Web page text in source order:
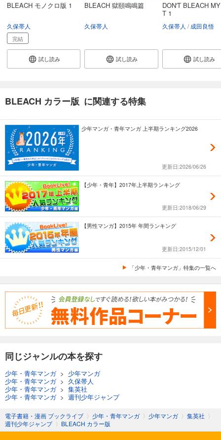
BLEACH カラー版 52
カート
試し読み
あらすじを表示する
完結
試し読み
あらすじを表示する
BLEACH カラー版 54
695円 (税込)
完結
カート
あらすじを表示する
BLEACH カラー版 55
695円 (税込)
完結
BLEACH カラー版 56
695円 (税込)
完結
BLEACH カラー版 57
695円 (税込)
完結
BLEACH カラー版 58
BLEACH モノクロ版 1
久保帯人
完結
試し読み
BLEACH 獄頤鳴鳴篇
久保帯人
試し読み
DON'T BLEACH
T 1
久保帯人 成田良悟
試し読み
BLEACH カラー版 に関連する特集
少年マンガ・青年マンガ 上半期ランキング2026
更新日:2026/06/26
【少年・青年】2017年上半期ランキング
更新日:2018/06/29
【男性マンガ】2015年 年間ランキング
更新日:2015/12/01
「少年・青年マンガ」特集の一覧へ
同じジャンルの本を探す
少年・青年マンガ> 少年マンガ
少年・青年マンガ> 久保帯人
少年・青年マンガ> 集英社
少年・青年マンガ> 週刊少年ジャンプ
電子書籍・漫画 ブックライブ 〉 少年・青年マンガ 〉 少年マンガ 〉 集英社 〉
週刊少年ジャンプ 〉 BLEACH カラー版